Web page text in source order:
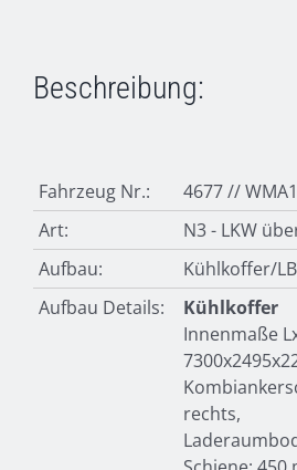
Beschreibung:
Fahrzeug Nr.:
4677 //
Art:
N3 - LKW
Aufbau:
Kühlkoffer/
Aufbau Details:
Kühlkoffer
Innenmaße
rechts,